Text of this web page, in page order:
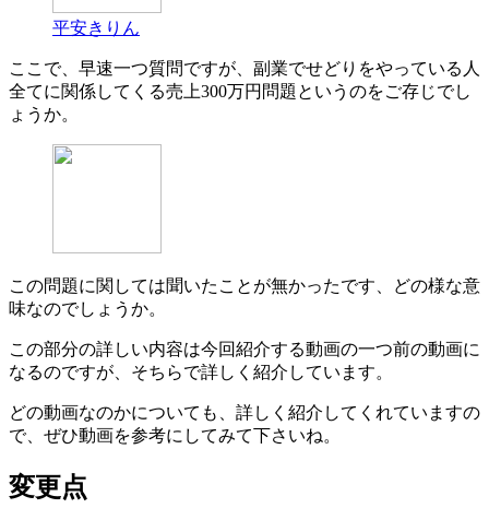
平安きりん
ここで、早速一つ質問ですが、副業でせどりをやっている人
全てに関係してくる売上300万円問題というのをご存じでし
ょうか。
この問題に関しては聞いたことが無かったです、どの様な意
味なのでしょうか。
この部分の詳しい内容は今回紹介する動画の一つ前の動画に
なるのですが、そちらで詳しく紹介しています。
どの動画なのかについても、詳しく紹介してくれていますの
で、ぜひ動画を参考にしてみて下さいね。
変更点